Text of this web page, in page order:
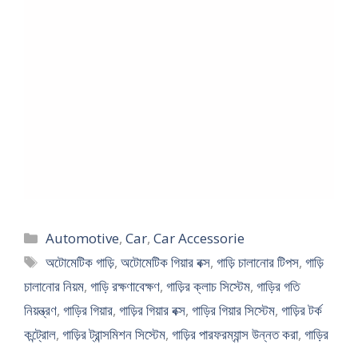
Categories
Automotive,Car,Car Accessorie
Tags
অটোমেটিক গাড়ি,অটোমেটিক গিয়ার বক্স,গাড়ি চালানোর টিপস,গাড়ি
চালানোর নিয়ম, গাড়ি রক্ষণাবেক্ষণ, গাড়ির ক্লাচ সিস্টেম, গাড়ির গতি
নিয়ন্ত্রণ, গাড়ির গিয়ার, গাড়ির গিয়ার বক্স, গাড়ির গিয়ার সিস্টেম, গাড়ির টর্ক
কন্ট্রোল, গাড়ির ট্রান্সমিশন সিস্টেম, গাড়ির পারফরম্যান্স উন্নত করা, গাড়ির